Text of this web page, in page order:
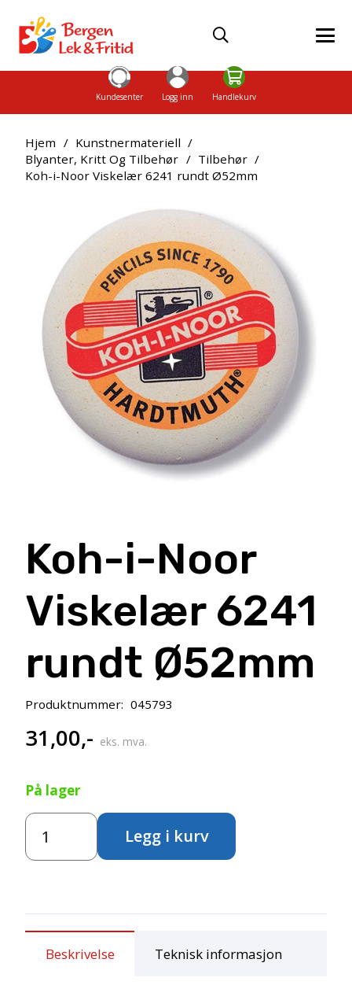
Kundesenter Logg inn Handlekurv
Hjem / Kunstnermateriell /
Blyanter, Kritt Og Tilbehør / Tilbehør /
Koh-i-Noor Viskelær 6241 rundt Ø52mm
Koh-i-Noor
Viskelær 6241
rundt Ø52mm
Produktnummer: 045793
31,00,- eks. mva.
På lager
Koh-
Noor
Legg i kurv
Beskrivelse Teknisk informasjon